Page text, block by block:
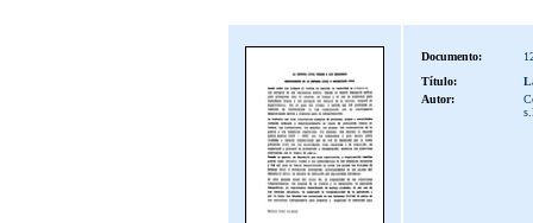
Documento:
Título:
Autor: